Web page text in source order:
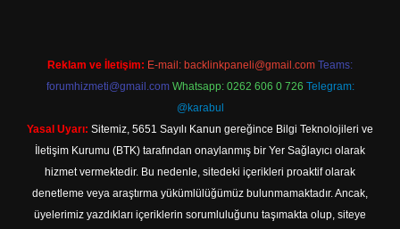
Reklam ve İletişim: E-mail: backlinkpaneli@gmail.com Teams:
forumhizmeti@gmail.com Whatsapp: 0262 606 0 726 Telegram:
@karabul
Yasal Uyarı: Sitemiz, 5651 Sayılı Kanun gereğince Bilgi Teknolojileri ve
İletişim Kurumu (BTK) tarafından onaylanmış bir Yer Sağlayıcı olarak
hizmet vermektedir. Bu nedenle, sitedeki içerikleri proaktif olarak
denetleme veya araştırma yükümlülüğümüz bulunmamaktadır. Ancak,
üyelerimiz yazdıkları içeriklerin sorumluluğunu taşımakta olup, siteye